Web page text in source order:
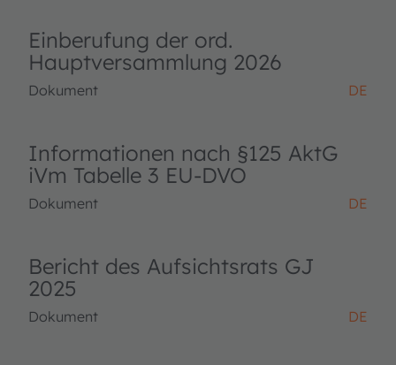
Einberufung der ord.
Hauptversammlung 2026
Dokument DE
Informationen nach §125 AktG
iVm Tabelle 3 EU-DVO
Dokument DE
Bericht des Aufsichtsrats GJ
2025
Dokument DE